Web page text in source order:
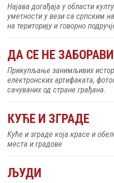
Најава догађаја у области
уметности у вези са српским
на територију и говорно
ДА СЕ НЕ ЗАБОРАВИ
Прикупљање занимљивих
електронских артифаката,
сачуваних од стране грађана.
КУЋЕ И ЗГРАДЕ
Куће и зграде која красе и
места и градове
ЉУДИ